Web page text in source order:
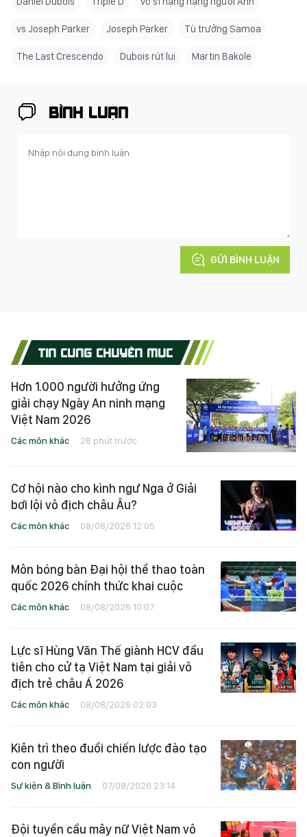
vs Joseph Parker Joseph Parker Tù trưởng Samoa
The Last Crescendo Dubois rút lui Martin Bakole
BÌNH LUẬN
GỬI BÌNH LUẬN
TIN CÙNG CHUYÊN MỤC
Hơn 1.000 người hưởng ứng
giải chạy Ngày An ninh mạng
Việt Nam 2026
Các môn khác 28 phút trước
Cơ hội nào cho kình ngư Nga ở Giải
bơi lội vô địch châu Âu?
Các môn khác 08/08/2026 12:05
Môn bóng bàn Đại hội thể thao toàn
quốc 2026 chính thức khai cuộc
Các môn khác 08/08/2026 10:07
Lực sĩ Hùng Văn Thế giành HCV đầu
tiên cho cử tạ Việt Nam tại giải vô
địch trẻ châu Á 2026
Các môn khác 08/08/2026 02:03
Kiên trì theo đuổi chiến lược đào tạo
con người
Sự kiện & Bình luận 07/08/2026 23:14
Đội tuyển cầu mây nữ Việt Nam vô